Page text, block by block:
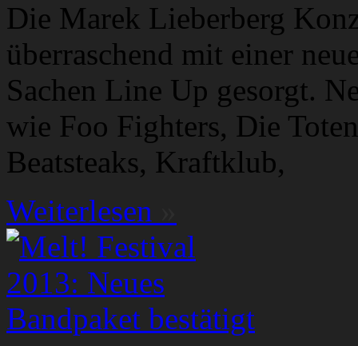
Die Marek Lieberberg
überraschend mit einer
Sachen Line Up gesorgt.
wie Foo Fighters, Die
Beatsteaks, Kraftklub,
Weiterlesen